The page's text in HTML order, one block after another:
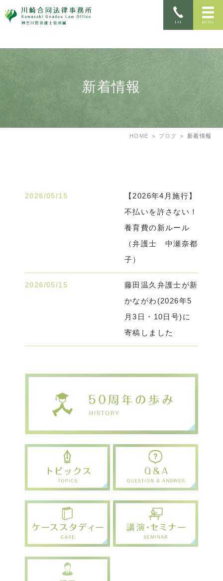
新着情報
HOME ブログ 新着情報
2026/05/15
【2026年4月施行】
不払いを許さない！
養育費の新ルール
（弁護士 中瀬奈都
子）
2026/05/15
藤田温久弁護士が新
かながわ(2026年5
月3日・10日号)に
寄稿しました